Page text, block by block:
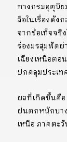
ทางกรมอุตุนิย
ลือในเรื่องดัง
จากข้อเท็จจริ
ร่องมรสุมพัด
เฉียงเหนือตอ
ปกคลุมประเท
ผลที่เกิดขึ้นคือ
ฝนตกหนักบา
เหนือ ภาคตะ